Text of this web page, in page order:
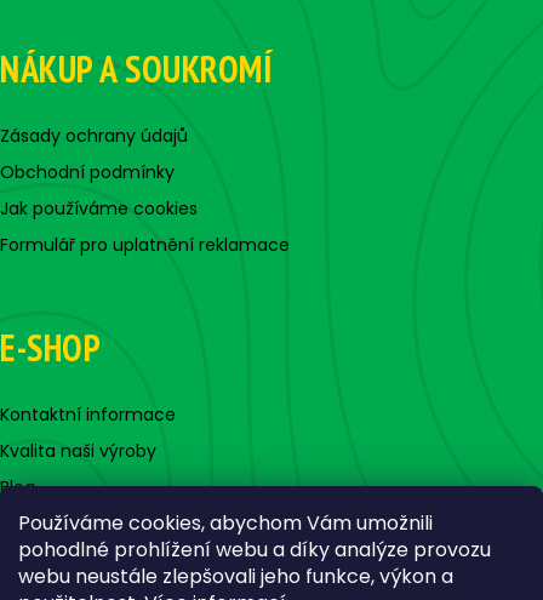
Používáme cookies, abychom Vám umožnili
pohodlné prohlížení webu a díky analýze provozu
webu neustále zlepšovali jeho funkce, výkon a
NÁKUP A SOUKROMÍ
Zásady ochrany údajů
Obchodní podmínky
Jak používáme cookies
Formulář pro uplatnění reklamace
E-SHOP
Kontaktní informace
Kvalita naši výroby
Blog